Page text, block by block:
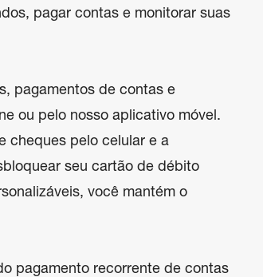
pagar contas e monitorar suas
pagamentos de contas e
ou pelo nosso aplicativo móvel.
cheques pelo celular e a
seu cartão de débito
você mantém o
pagamento recorrente de contas